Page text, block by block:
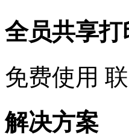
全员共享打
免费使用
解决方案